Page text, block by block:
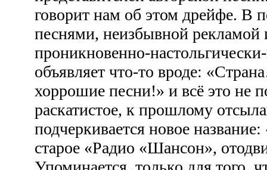
говорит нам об этом дрейфе. В
песнями, неизбывной рекламой
проникновенно-
объявляет что-то вроде:
хоррошие песни!» и всё это не
раскатистое, к прошлому
подчеркивается новое
старое «Радио «Шансон»,